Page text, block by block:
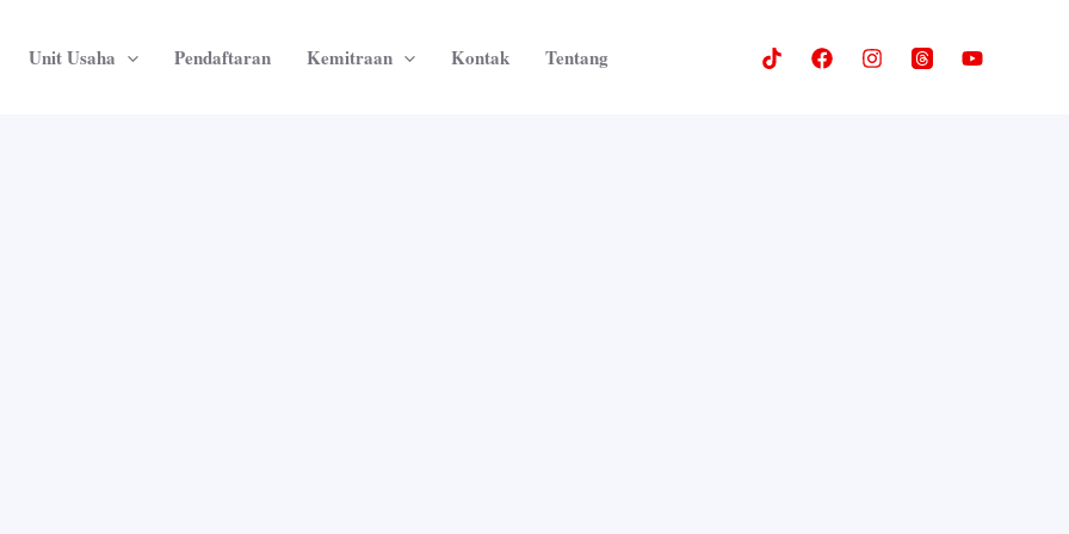
Unit Usaha Pendaftaran Kemitraan Kontak Tentang